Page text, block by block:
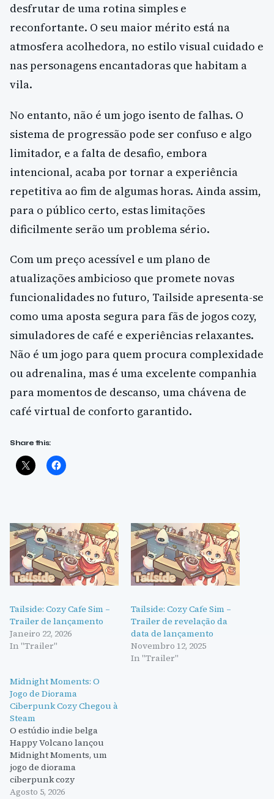
desfrutar de uma rotina simples e
reconfortante. O seu maior mérito está na
atmosfera acolhedora, no estilo visual cuidado e
nas personagens encantadoras que habitam a
vila.
No entanto, não é um jogo isento de falhas. O
sistema de progressão pode ser confuso e algo
limitador, e a falta de desafio, embora
intencional, acaba por tornar a experiência
repetitiva ao fim de algumas horas. Ainda assim,
para o público certo, estas limitações
dificilmente serão um problema sério.
Com um preço acessível e um plano de
atualizações ambicioso que promete novas
funcionalidades no futuro, Tailside apresenta-se
como uma aposta segura para fãs de jogos cozy,
simuladores de café e experiências relaxantes.
Não é um jogo para quem procura complexidade
ou adrenalina, mas é uma excelente companhia
para momentos de descanso, uma chávena de
café virtual de conforto garantido.
Share this:
Tailside: Cozy Cafe Sim –
Trailer de lançamento
Janeiro 22, 2026
In "Trailer"
Tailside: Cozy Cafe Sim –
Trailer de revelação da
data de lançamento
Novembro 12, 2025
In "Trailer"
Midnight Moments: O
Jogo de Diorama
Ciberpunk Cozy Chegou à
Steam
O estúdio indie belga
Happy Volcano lançou
Midnight Moments, um
jogo de diorama
ciberpunk cozy
disponível agora na
Agosto 5, 2026